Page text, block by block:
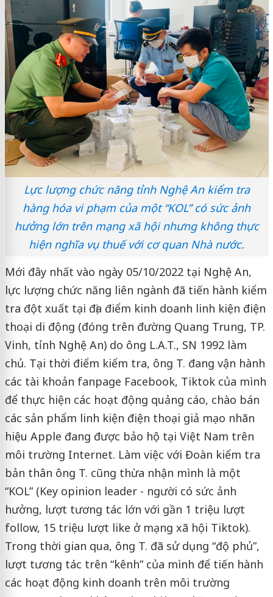
Lực lượng chức năng tỉnh Nghệ An kiểm tra
hàng hóa vi phạm của một “KOL” có sức ảnh
hưởng lớn trên mạng xã hội nhưng không thực
hiện nghĩa vụ thuế với cơ quan Nhà nước.
Mới đây nhất vào ngày 05/10/2022 tại Nghệ An,
lực lượng chức năng liên ngành đã tiến hành kiểm
tra đột xuất tại địa điểm kinh doanh linh kiện điện
thoại di động (đóng trên đường Quang Trung, TP.
Vinh, tỉnh Nghệ An) do ông L.A.T., SN 1992 làm
chủ. Tại thời điểm kiểm tra, ông T. đang vận hành
các tài khoản fanpage Facebook, Tiktok của mình
để thực hiện các hoạt động quảng cáo, chào bán
các sản phẩm linh kiện điện thoại giả mạo nhãn
hiệu Apple đang được bảo hộ tại Việt Nam trên
môi trường Internet. Làm việc với Đoàn kiểm tra
bản thân ông T. cũng thừa nhận mình là một
“KOL” (Key opinion leader - người có sức ảnh
hưởng, lượt tương tác lớn với gần 1 triệu lượt
follow, 15 triệu lượt like ở mạng xã hội Tiktok).
Trong thời gian qua, ông T. đã sử dụng “độ phủ”,
lượt tương tác trên “kênh” của mình để tiến hành
các hoạt động kinh doanh trên môi trường